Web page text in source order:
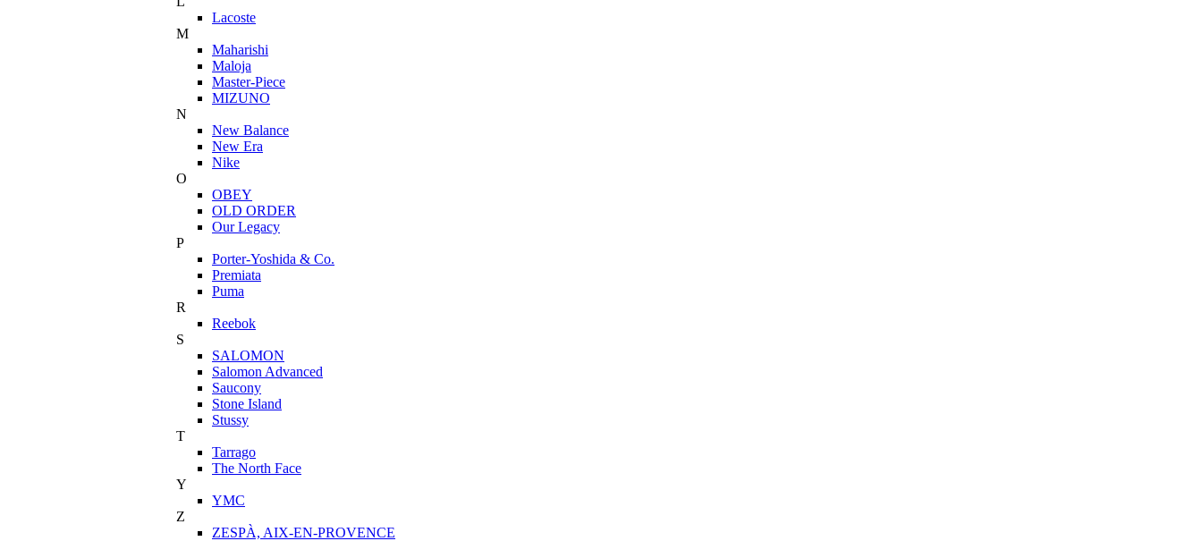
Lacoste
M
Maharishi
Maloja
Master-Piece
MIZUNO
N
New Balance
New Era
Nike
O
OBEY
OLD ORDER
Our Legacy
P
Porter-Yoshida & Co.
Premiata
Puma
R
Reebok
S
SALOMON
Salomon Advanced
Saucony
Stone Island
Stussy
T
Tarrago
The North Face
Y
YMC
Z
ZESPÀ, AIX-EN-PROVENCE